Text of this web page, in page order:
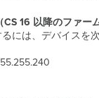
16 以降のファー
には、デバイスを